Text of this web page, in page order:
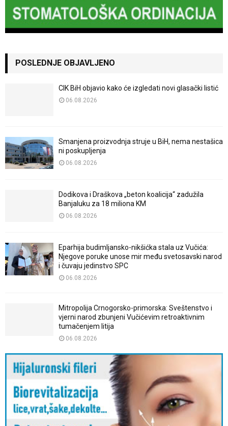
POSLEDNJE OBJAVLJENO
CIK BiH objavio kako će izgledati novi glasački listić
06.08.2026
Smanjena proizvodnja struje u BiH, nema nestašica
ni poskupljenja
06.08.2026
Dodikova i Draškova „beton koalicija“ zadužila
Banjaluku za 18 miliona KM
06.08.2026
Eparhija budimljansko-nikšićka stala uz Vučića:
Njegove poruke unose mir među svetosavski narod
i čuvaju jedinstvo SPC
06.08.2026
Mitropolija Crnogorsko-primorska: Sveštenstvo i
vjerni narod zbunjeni Vučićevim retroaktivnim
tumačenjem litija
06.08.2026